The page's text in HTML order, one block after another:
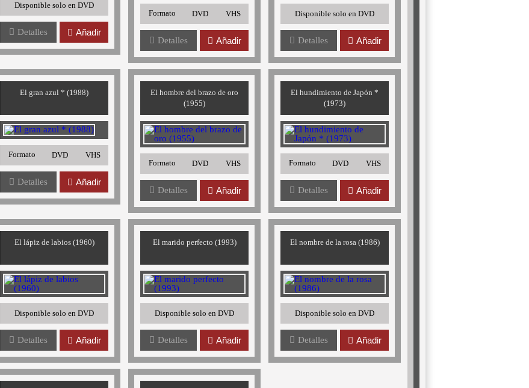
Disponible solo en DVD
Detalles Añadir
Formato DVD VHS
Detalles Añadir
Disponible solo en DVD
Detalles Añadir
El gran azul * (1988)
Formato DVD VHS
Detalles Añadir
El hombre del brazo de oro
(1955)
Formato DVD VHS
Detalles Añadir
El hundimiento de Japón *
(1973)
Formato DVD VHS
Detalles Añadir
El lápiz de labios (1960)
Disponible solo en DVD
Detalles Añadir
El marido perfecto (1993)
Disponible solo en DVD
Detalles Añadir
El nombre de la rosa (1986)
Disponible solo en DVD
Detalles Añadir